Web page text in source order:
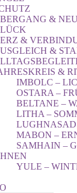
&
&
&
&
IMBOLC –
OSTARA –
BELTANE –
LITHA –
MABON –
SAMHAIN –
YULE –